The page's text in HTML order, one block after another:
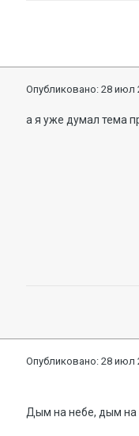
Опубликовано:28 июл
а я уже думал тема
Опубликовано:28 июл
Дым на небе, дым на